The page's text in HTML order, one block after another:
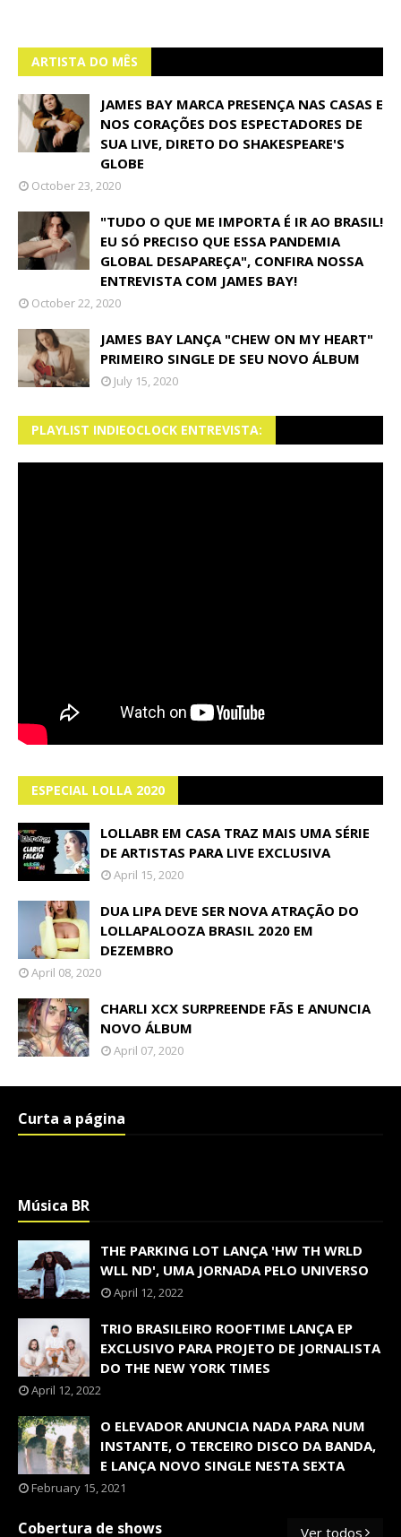
ARTISTA DO MÊS
JAMES BAY MARCA PRESENÇA NAS CASAS E
NOS CORAÇÕES DOS ESPECTADORES DE
SUA LIVE, DIRETO DO SHAKESPEARE'S
GLOBE
October 23, 2020
"TUDO O QUE ME IMPORTA É IR AO BRASIL!
EU SÓ PRECISO QUE ESSA PANDEMIA
GLOBAL DESAPAREÇA", CONFIRA NOSSA
ENTREVISTA COM JAMES BAY!
October 22, 2020
JAMES BAY LANÇA "CHEW ON MY HEART"
PRIMEIRO SINGLE DE SEU NOVO ÁLBUM
July 15, 2020
PLAYLIST INDIEOCLOCK ENTREVISTA:
ESPECIAL LOLLA 2020
LOLLABR EM CASA TRAZ MAIS UMA SÉRIE
DE ARTISTAS PARA LIVE EXCLUSIVA
April 15, 2020
DUA LIPA DEVE SER NOVA ATRAÇÃO DO
LOLLAPALOOZA BRASIL 2020 EM
DEZEMBRO
April 08, 2020
CHARLI XCX SURPREENDE FÃS E ANUNCIA
NOVO ÁLBUM
April 07, 2020
Curta a página
Música BR
THE PARKING LOT LANÇA 'HW TH WRLD
WLL ND', UMA JORNADA PELO UNIVERSO
April 12, 2022
TRIO BRASILEIRO ROOFTIME LANÇA EP
EXCLUSIVO PARA PROJETO DE JORNALISTA
DO THE NEW YORK TIMES
April 12, 2022
O ELEVADOR ANUNCIA NADA PARA NUM
INSTANTE, O TERCEIRO DISCO DA BANDA,
E LANÇA NOVO SINGLE NESTA SEXTA
February 15, 2021
Cobertura de shows Ver todos